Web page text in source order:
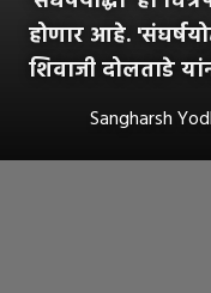
होणार आहे.
शिवाजी दोलताडे
Sangharsh